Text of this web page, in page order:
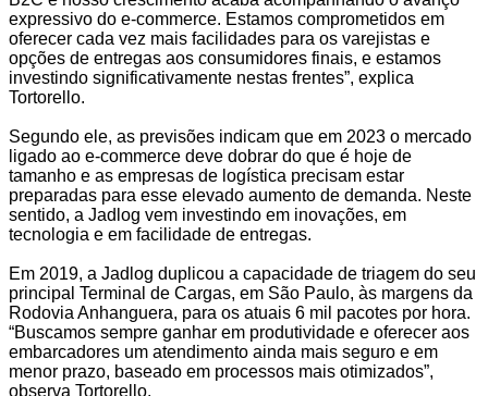
expressivo do e-commerce. Estamos comprometidos em
oferecer cada vez mais facilidades para os varejistas e
opções de entregas aos consumidores finais, e estamos
investindo significativamente nestas frentes”, explica
Tortorello.
Segundo ele, as previsões indicam que em 2023 o mercado
ligado ao e-commerce deve dobrar do que é hoje de
tamanho e as empresas de logística precisam estar
preparadas para esse elevado aumento de demanda. Neste
sentido, a Jadlog vem investindo em inovações, em
tecnologia e em facilidade de entregas.
Em 2019, a Jadlog duplicou a capacidade de triagem do seu
principal Terminal de Cargas, em São Paulo, às margens da
Rodovia Anhanguera, para os atuais 6 mil pacotes por hora.
“Buscamos sempre ganhar em produtividade e oferecer aos
embarcadores um atendimento ainda mais seguro e em
menor prazo, baseado em processos mais otimizados”,
observa Tortorello.